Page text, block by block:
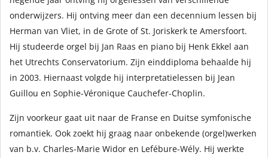
onderwijzers. Hij ontving meer dan een decennium lessen bij
Herman van Vliet, in de Grote of St. Joriskerk te Amersfoort.
Hij studeerde orgel bij Jan Raas en piano bij Henk Ekkel aan
het Utrechts Conservatorium. Zijn einddiploma behaalde hij
in 2003. Hiernaast volgde hij interpretatielessen bij Jean
Guillou en Sophie-Véronique Cauchefer-Choplin.
Zijn voorkeur gaat uit naar de Franse en Duitse symfonische
romantiek. Ook zoekt hij graag naar onbekende (orgel)werken
van b.v. Charles-Marie Widor en Lefébure-Wély. Hij werkte